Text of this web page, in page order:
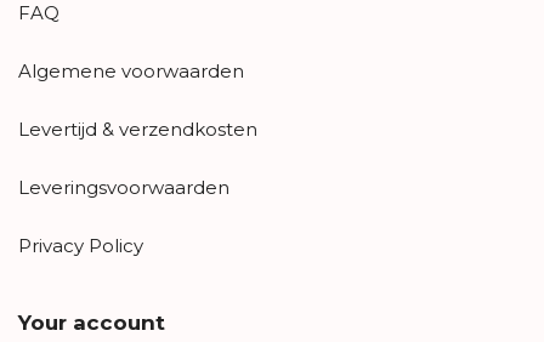
FAQ
Algemene voorwaarden
Levertijd & verzendkosten
Leveringsvoorwaarden
Privacy Policy
Your account